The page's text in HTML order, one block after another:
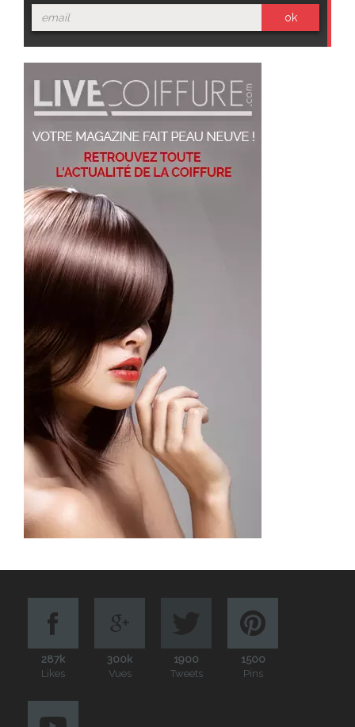
ok
287k
Likes
300k
Vues
1900
Tweets
1500
Pins